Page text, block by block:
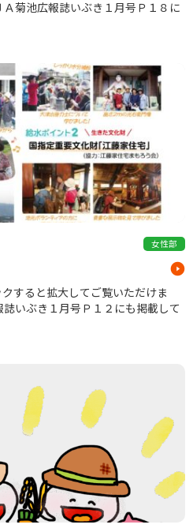
菊池広報誌いぶき１月号Ｐ１８に
女性部
すると拡大してご覧いただけま
いぶき１月号Ｐ１２にも掲載して